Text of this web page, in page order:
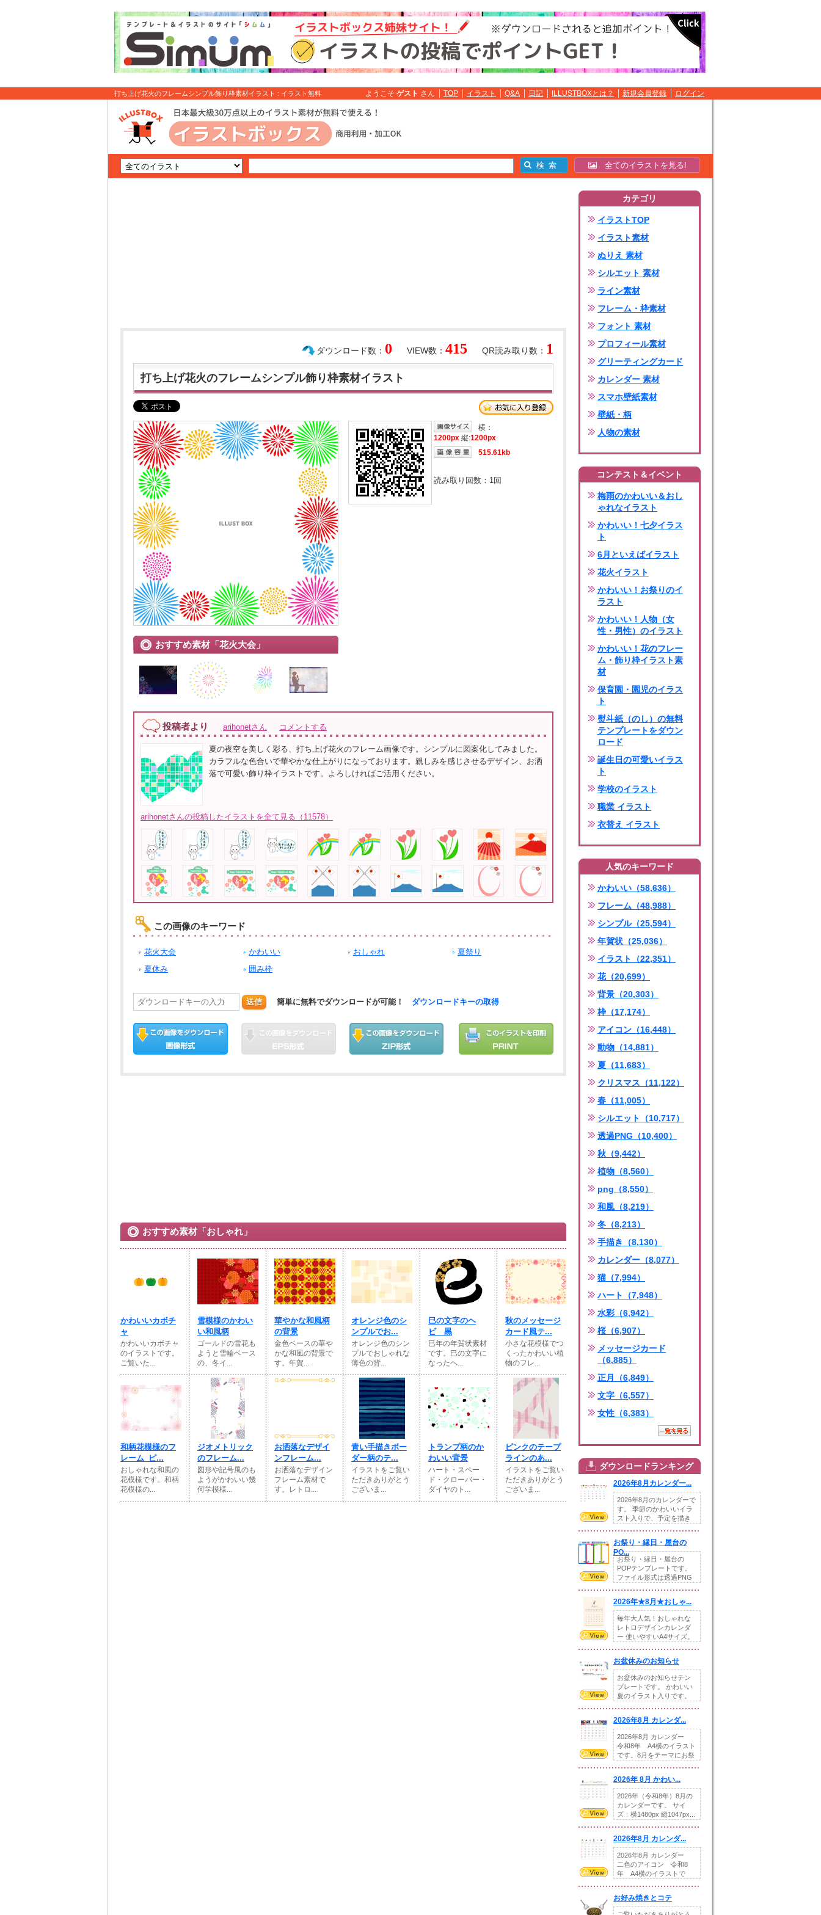
打ち上げ花火のフレームシンプル飾り枠素材イラスト : イラスト無料 ようこそ ゲスト さん TOP イラスト Q&A 日記 ILLUSTBOXとは？ 新規会員登録 ログイン
全てのイラストを見る!
QR読み取り数： 1
VIEW数： 415
ダウンロード数： 0
打ち上げ花火のフレームシンプル飾り枠素材イラスト
おすすめ素材「花火大会」
横：
1200px 縦:1200px
515.61kb
読み取り回数： 1回
投稿者より arihonetさん コメントする
夏の夜空を美しく彩る、打ち上げ花火のフレーム画像です。シンプルに図案化してみました。
カラフルな色合いで華やかな仕上がりになっております。親しみを感じさせるデザイン、お洒
落で可愛い飾り枠イラストです。よろしければご活用ください。
arihonetさんの投稿したイラストを全て見る（11578）
この画像のキーワード
花火大会 かわいい おしゃれ
夏祭り
夏休み
囲み枠
送信 簡単に無料でダウンロードが可能！ ダウンロードキーの取得
おすすめ素材「おしゃれ」
かわいいカボチ
ャ
かわいいカボチャ
のイラストです。
ご覧いた...
雪模様のかわい
い和風柄
ゴールドの雪花も
ようと雪輪ベース
の、冬イ...
華やかな和風柄
の背景
金色ベースの華や
かな和風の背景で
す。年賀...
オレンジ色のシ
ンプルでお...
オレンジ色のシン
プルでおしゃれな
薄色の背...
巳の文字のヘ
ビ 黒
巳年の年賀状素材
です。巳の文字に
なったヘ...
秋のメッセージ
カード風テ...
小さな花模様でつ
くったかわいい植
物のフレ...
和柄花模様のフ
レーム_ピ...
おしゃれな和風の
花模様です。和柄
花模様の...
ジオメトリック
のフレーム...
図形や記号風のも
ようがかわいい幾
何学模様...
お洒落なデザイ
ンフレーム...
お洒落なデザイン
フレーム素材で
す。レトロ...
青い手描きボー
ダー柄のテ...
イラストをご覧い
ただきありがとう
ございま...
トランプ柄のか
わいい背景
ハート・スペー
ド・クローバー・
ダイヤのト...
ピンクのテープ
ラインのあ...
イラストをご覧い
ただきありがとう
ございま...
カテゴリ
イラストTOP
イラスト素材
ぬりえ 素材
シルエット 素材
ライン素材
フレーム・枠素材
フォント 素材
プロフィール素材
グリーティングカード
カレンダー 素材
スマホ壁紙素材
壁紙・柄
人物の素材
コンテスト＆イベント
梅雨のかわいい＆おし
ゃれなイラスト
かわいい！七夕イラス
ト
6月といえばイラスト
花火イラスト
かわいい！お祭りのイ
ラスト
かわいい！人物（女
性・男性）のイラスト
かわいい！花のフレー
ム・飾り枠イラスト素
材
保育園・園児のイラス
ト
熨斗紙（のし）の無料
テンプレートをダウン
ロード
誕生日の可愛いイラス
ト
学校のイラスト
職業 イラスト
衣替え イラスト
人気のキーワード
かわいい（58,636）
フレーム（48,988）
シンプル（25,594）
年賀状（25,036）
イラスト（22,351）
花（20,699）
背景（20,303）
枠（17,174）
アイコン（16,448）
動物（14,881）
夏（11,683）
クリスマス（11,122）
春（11,005）
シルエット（10,717）
透過PNG（10,400）
秋（9,442）
植物（8,560）
png（8,550）
和風（8,219）
冬（8,213）
手描き（8,130）
カレンダー（8,077）
猫（7,994）
ハート（7,948）
水彩（6,942）
桜（6,907）
メッセージカード
（6,885）
正月（6,849）
文字（6,557）
女性（6,383）
ダウンロードランキング
2026年8月カレンダー...
2026年8月のカレンダーで
す。 季節のかわいいイラ
スト入りで、予定を描き
お祭り・縁日・屋台の
PO...
お祭り・縁日・屋台の
POPテンプレートです。
ファイル形式は透過PNG
2026年★8月★おしゃ...
毎年大人気！おしゃれな
レトロデザインカレンダ
ー 使いやすいA4サイズ。
お盆休みのお知らせ
お盆休みのお知らせテン
プレートです。 かわいい
夏のイラスト入りです。
2026年8月 カレンダ...
2026年8月 カレンダー
令和8年 A4横のイラスト
です。8月をテーマにお祭
2026年 8月 かわい...
2026年（令和8年）8月の
カレンダーです。 サイ
ズ：横1480px 縦1047px...
2026年8月 カレンダ...
2026年8月 カレンダー
二色のアイコン 令和8
年 A4横のイラストで
お好み焼きとコテ